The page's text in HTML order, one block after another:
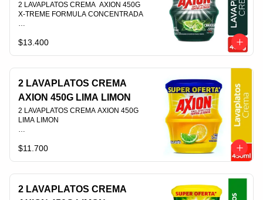
FORMULA CONCENTRADA
2 LAVAPLATOS CREMA  AXION 450G
X-TREME FORMULA CONCENTRADA
$13.400
2 LAVAPLATOS CREMA
AXION 450G LIMA LIMON
2 LAVAPLATOS CREMA AXION 450G
LIMA LIMON
$11.700
2 LAVAPLATOS CREMA